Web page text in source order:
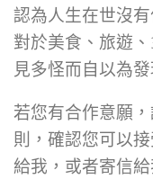
認為人生在世沒
對於美食、旅遊
見多怪而自以為發
若您有合作意願
則，確認您可以
給我，或者寄信給